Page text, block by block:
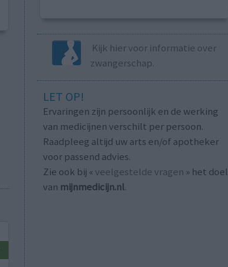
Kijk hier voor informatie over
zwangerschap.
LET OP!
Ervaringen zijn persoonlijk en de werking
van medicijnen verschilt per persoon.
Raadpleeg altijd uw arts en/of apotheker
voor passend advies.
Zie ook bij « veelgestelde vragen » het doel
van mijnmedicijn.nl.